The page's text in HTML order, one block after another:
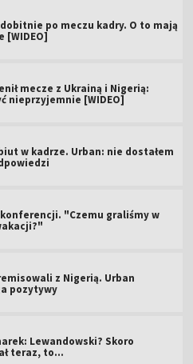
po meczu kadry. O to mają
[WIDEO]
mecze z Ukrainą i Nigerią:
nieprzyjemnie [WIDEO]
w kadrze. Urban: nie dostałem
"Czemu graliśmy w
z Nigerią. Urban
pozytywy
Lewandowski? Skoro
teraz, to…